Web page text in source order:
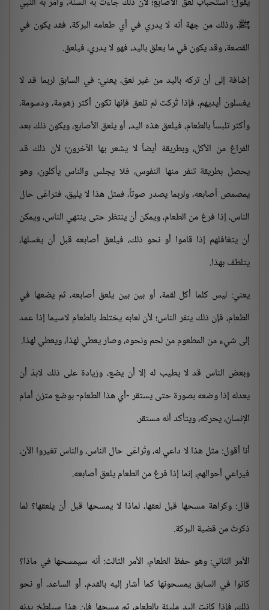
ﷺ، وذلك من جهة أنه لا يدري في أي طعامه البركة، فقد يكون في
القصعة، وقد يكون في ما يعلق باليد، فهو لا يدري، فيلعق.
إضافة إلى أن تركه باليد من غير لعق، يعني: في السابق لربما قد لا
يغسلون أيديهم، فإذا تُركت لم تلعق فإنها تكون أكثر زهومة، ودسومة،
وأكثر تلبساً بالطعام، فيلعق هذه اليد، أو يلعق الأصابع، ويكون ذلك بعد
الفراغ من الأكل، وبطريقة أيضاً لا يشعر بها الآخرون؛ لأن ذلك قد
يحصل بطريقة تنفر منها النفوس، فلا يجلس والناس يأكلون، وهو
يمصمص أصابعه، ولربما يصدر صوتاً، فمثل هذا لا يليق، فتراعَى حال
الناس، إذا فرغ من الطعام، ويمكن أن ينتظر حتى ينتهي الناس، ويمكن
أن يتغافلهم إذا قاموا أو نحو ذلك، فيلعق أصابعه قبل أن يغسلها،
يتلطف بهذا.
يعني: ليس كلما أكل لقمة، أو بين بين يلعق أصابعه، ثم يضعها في
الطعام، فإن ذلك ينفر الناس؛ لأن لعابه يختلط بالطعام لاسيما إذا عمد
إلى شيء من المطعوم من لحم ونحوه، وصار يعطي لهذا، ويعطي لهذا.
وبعض الناس قد لا يطيب له إلا أن يضع، وزيادة على ذلك لابدّ أن
يعدله إذا وضعه بصورة حتى يستقر -أي هذا الطعام- بوضع متزن أمام
الإنسان، يحركه، ويتأكد أنه مستقر.
أنا أقول: مثل هذا لا داعي له، وتُراعَى حال الناس، والناس تغيروا الآن،
فيراعي أحوالهم، إنما إذا فرغ من الطعام يلعق أصابعه.
قال: وكراهة مسحها قبل لعقها، لماذا لا يمسحها قبل أن يلعقها؟ لما
ذكرتُ من قضية البركة.
الأمر الثاني: وهو حفظ الطعام، الأمر الثالث: أنه سيمسحها في ماذا؟
كانوا في السابق يمسحونها كما أشار إليه بالقدم، أو الساعد، أو نحو